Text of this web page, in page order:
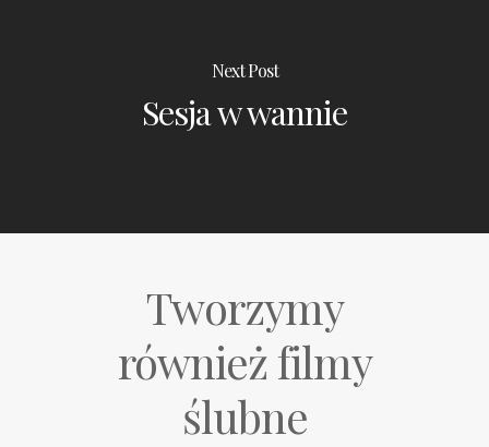
Next Post
Sesja w wannie
Tworzymy
również filmy
ślubne